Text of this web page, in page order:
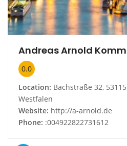
Andreas Arnold
0.0
Location: Bachstraße 32,
Westfalen
Website: http://a-arnold.de
Phone: :004922822731612